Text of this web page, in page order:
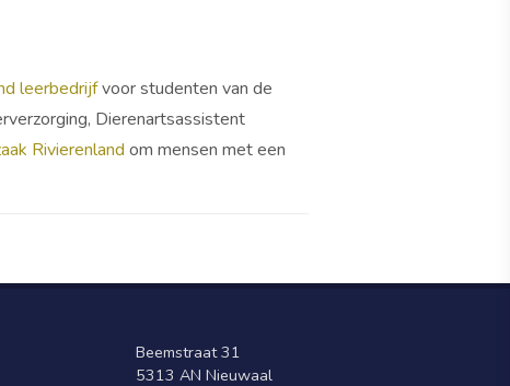
leerbedrijfvoor studenten van de
Dierenartsassistent
Rivierenland om mensen met een
Beemstraat 31
5313 AN Nieuwaal